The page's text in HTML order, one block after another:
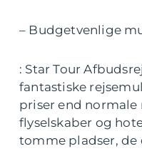
– Budgetvenlige
: Star Tour
fantastiske
priser end normale
flyselskaber og
tomme pladser, de